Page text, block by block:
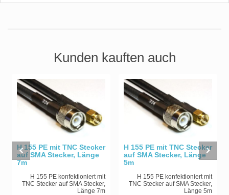
Kunden kauften auch
H 155 PE mit TNC Stecker
auf SMA Stecker, Länge
7m
H 155 PE konfektioniert mit
TNC Stecker auf SMA Stecker,
Länge 7m
H 155 PE mit TNC Stecker
auf SMA Stecker, Länge
5m
H 155 PE konfektioniert mit
TNC Stecker auf SMA Stecker,
Länge 5m